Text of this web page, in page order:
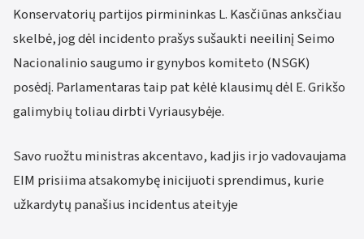
Konservatorių partijos pirmininkas L. Kasčiūnas anksčiau
skelbė, jog dėl incidento prašys sušaukti neeilinį Seimo
Nacionalinio saugumo ir gynybos komiteto (NSGK)
posėdį. Parlamentaras taip pat kėlė klausimų dėl E. Grikšo
galimybių toliau dirbti Vyriausybėje.
Savo ruožtu ministras akcentavo, kad jis ir jo vadovaujama
EIM prisiima atsakomybę inicijuoti sprendimus, kurie
užkardytų panašius incidentus ateityje